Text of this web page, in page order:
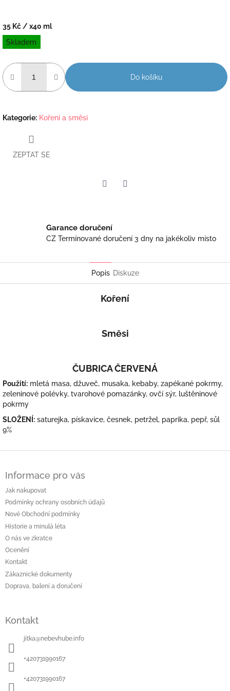
35 Kč / x40 ml
Měrná
cena:
Skladem
Do košíku
Kategorie: Koření a směsi
ZEPTAT SE
Garance doručení
CZ Termínované doručení 3 dny na jakékoliv místo
Popis Diskuze
Koření
Směsi
ČUBRICA ČERVENÁ
Použití: mletá masa, džuveč, musaka, kebaby, zapékané pokrmy,
zeleninové polévky, tvarohové pomazánky, ovčí sýr, luštěninové
pokrmy
SLOŽENÍ: saturejka, pískavice, česnek, petržel, paprika, pepř, sůl
9%
Informace pro vás
Jak nakupovat
Podmínky ochrany osobních údajů
Nové Obchodní podmínky
Historie a minulá léta
O nás ve zkratce
Ocenění
Kontakt
Zákaznické dokumenty
Doprava, balení a doručení
Kontakt
jitka@nebevhube.info
+420731990167
+420731990167